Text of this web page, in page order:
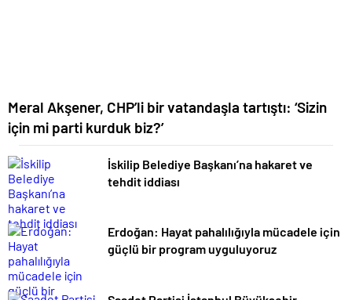
Meral Akşener, CHP’li bir vatandaşla tartıştı: ‘Sizin
için mi parti kurduk biz?’
İskilip Belediye Başkanı’na hakaret ve
tehdit iddiası
Erdoğan: Hayat pahalılığıyla mücadele için
güçlü bir program uyguluyoruz